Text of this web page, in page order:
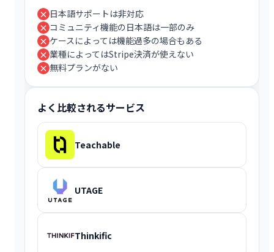
× 日本語サポートは非対応
× コミュニティ機能の日本語は一部のみ
× ケースによっては機能過多の場合もある
×業種によってはStripe決済が使えない
× 無料プランがない
よく比較されるサービス
Teachable
UTAGE
Thinkific